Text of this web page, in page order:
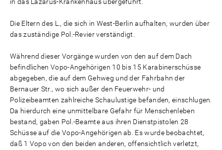
Die Eltern des L., die sich in West-Berlin aufhalten, wurden über
das zuständige Pol.-Revier verständigt.
Während dieser Vorgänge wurden von den auf dem Dach
befindlichen Vopo-Angehörigen 10 bis 15 Karabinerschüsse
abgegeben, die auf dem Gehweg und der Fahrbahn der
Bernauer Str., wo sich außer den Feuerwehr- und
Polizeibeamten zahlreiche Schaulustige befanden, einschlugen.
Da hierdurch eine unmittelbare Gefahr für Menschenleben
bestand, gaben Pol.-Beamte aus ihren Dienstpistolen 28
Schüsse auf die Vopo-Angehörigen ab. Es wurde beobachtet,
daß 1 Vopo von den beiden anderen, offensichtlich verletzt,